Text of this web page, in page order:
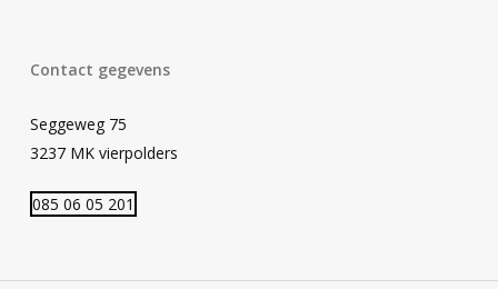
Contact gegevens
Seggeweg 75
3237 MK vierpolders
085 06 05 201